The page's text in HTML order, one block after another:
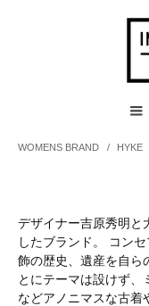
WOMENS BRAND / HYKE
デザイナー吉原秀明と
したブランド。 コン
飾の歴史、遺産を自ら
とにテーマは設けず、
などアノニマスな古着